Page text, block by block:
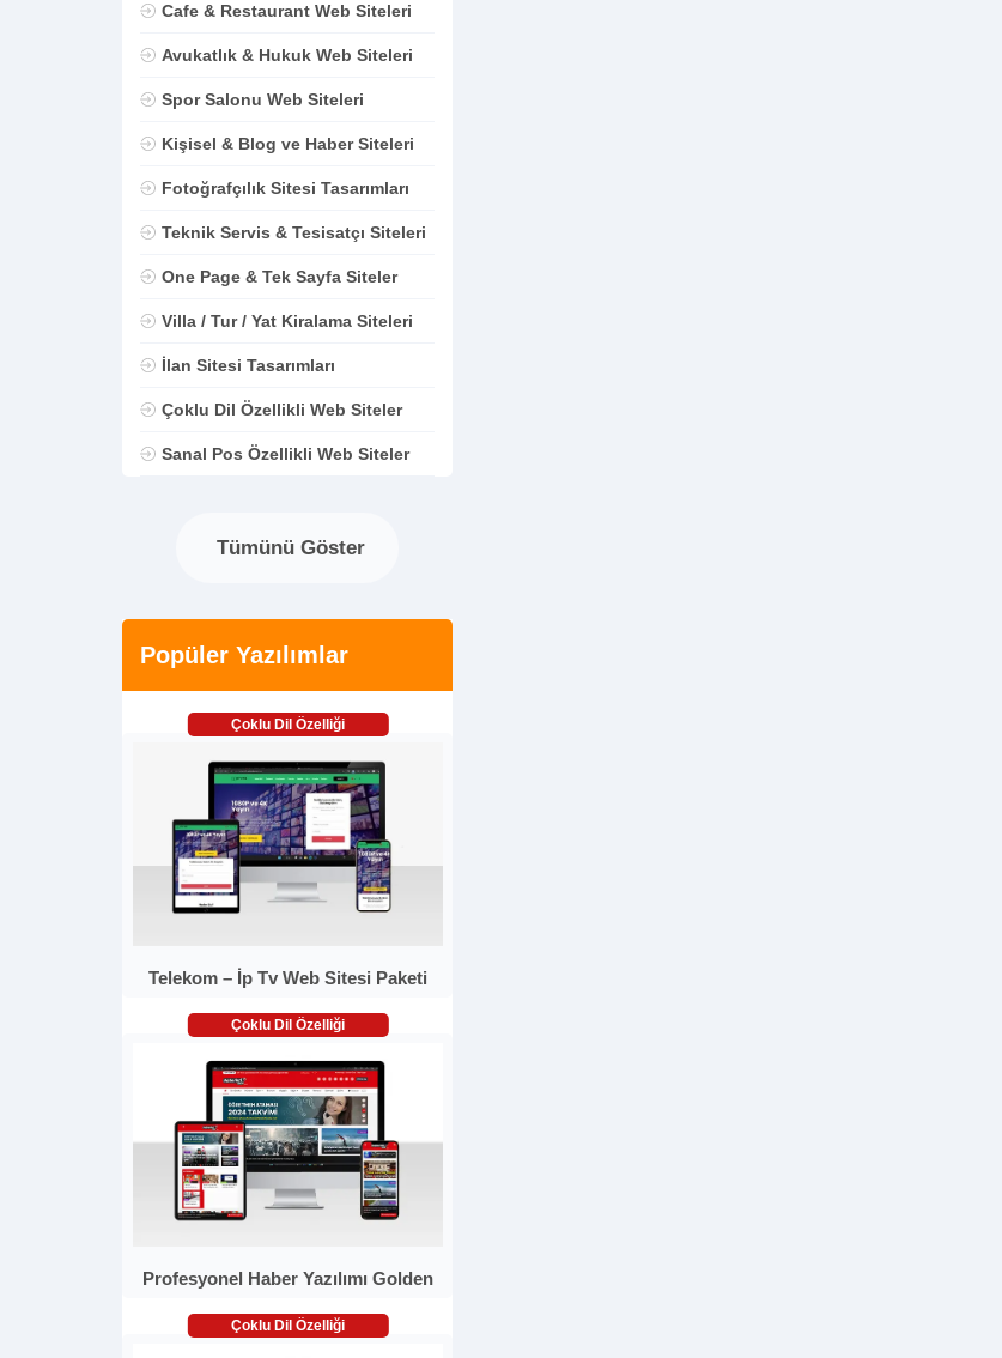
Cafe & Restaurant Web Siteleri
Avukatlık & Hukuk Web Siteleri
Spor Salonu Web Siteleri
Kişisel & Blog ve Haber Siteleri
Fotoğrafçılık Sitesi Tasarımları
Teknik Servis & Tesisatçı Siteleri
One Page & Tek Sayfa Siteler
Villa / Tur / Yat Kiralama Siteleri
İlan Sitesi Tasarımları
Çoklu Dil Özellikli Web Siteler
Sanal Pos Özellikli Web Siteler
Tümünü Göster
Popüler Yazılımlar
Çoklu Dil Özelliği
Telekom – İp Tv Web Sitesi Paketi
Çoklu Dil Özelliği
Profesyonel Haber Yazılımı Golden
Çoklu Dil Özelliği